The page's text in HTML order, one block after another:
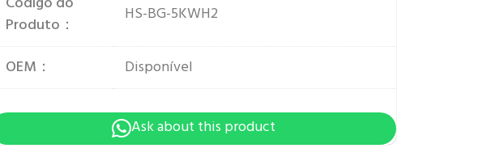
Produto：
HS-BG-5KWH2
OEM： Disponível
Ask about this product